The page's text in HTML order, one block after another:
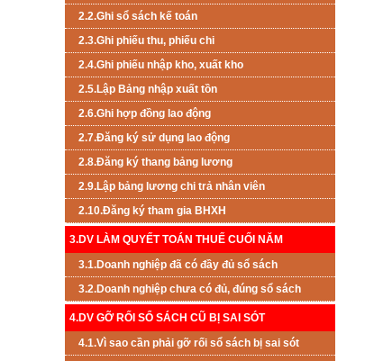
2.2.Ghi sổ sách kế toán
2.3.Ghi phiếu thu, phiếu chi
2.4.Ghi phiếu nhập kho, xuất kho
2.5.Lập Bảng nhập xuất tồn
2.6.Ghi hợp đồng lao động
2.7.Đăng ký sử dụng lao động
2.8.Đăng ký thang bảng lương
2.9.Lập bảng lương chi trả nhân viên
2.10.Đăng ký tham gia BHXH
3.DV LÀM QUYẾT TOÁN THUẾ CUỐI NĂM
3.1.Doanh nghiệp đã có đầy đủ sổ sách
3.2.Doanh nghiệp chưa có đủ, đúng sổ sách
4.DV GỠ RỐI SỔ SÁCH CŨ BỊ SAI SÓT
4.1.Vì sao cần phải gỡ rối sổ sách bị sai sót